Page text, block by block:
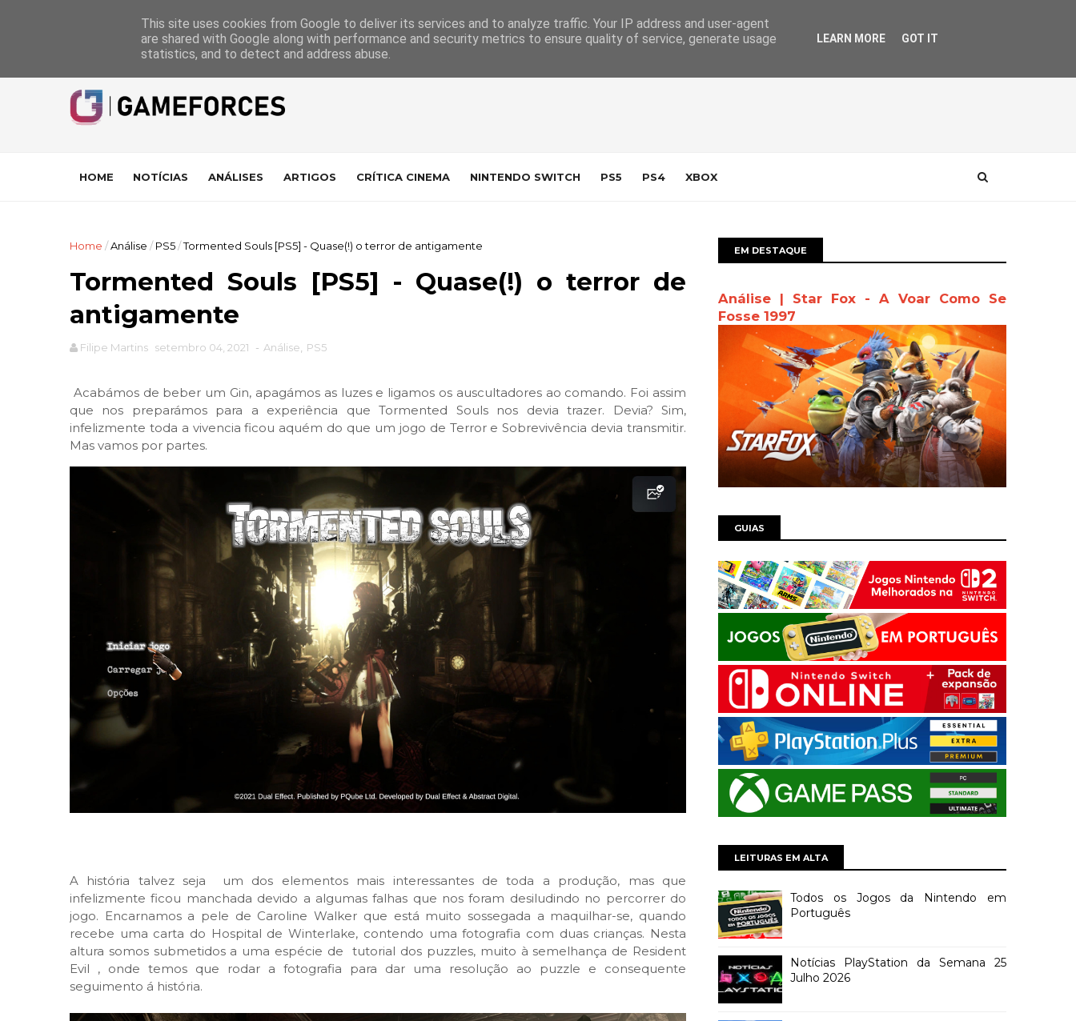
A equipa Pontuações das Análises Suporte da Indústria Contacto
HOME NOTÍCIAS ANÁLISES ARTIGOS CRÍTICA CINEMA NINTENDO SWITCH PS5 PS4 XBOX
Home /Análise / PS5/Tormented Souls [PS5] - Quase(!) o terror de antigamente
Tormented Souls [PS5] - Quase(!) o terror de
antigamente
Filipe Martins setembro 04, 2021 - Análise PS5
Acabámos de beber um Gin, apagámos as luzes e ligamos os auscultadores ao comando. Foi assim
que nos preparámos para a experiência que Tormented Souls nos devia trazer. Devia? Sim,
infelizmente toda a vivencia ficou aquém do que um jogo de Terror e Sobrevivência devia transmitir.
Mas vamos por partes.
A história talvez seja um dos elementos mais interessantes de toda a produção, mas que
infelizmente ficou manchada devido a algumas falhas que nos foram desiludindo no percorrer do
jogo. Encarnamos a pele de Caroline Walker que está muito sossegada a maquilhar-se, quando
recebe uma carta do Hospital de Winterlake, contendo uma fotografia com duas crianças. Nesta
altura somos submetidos a uma espécie de tutorial dos puzzles, muito à semelhança de Resident
Evil , onde temos que rodar a fotografia para dar uma resolução ao puzzle e consequente
seguimento á história.
EM DESTAQUE
Análise | Star Fox - A Voar Como Se
Fosse 1997
GUIAS
LEITURAS EM ALTA
Todos os Jogos da Nintendo em
Português
Notícias PlayStation da Semana 25
Julho 2026
This site uses cookies from Google to deliver its services and to analyze traffic. Your IP address and user-agent
are shared with Google along with performance and security metrics to ensure quality of service, generate usage
statistics, and to detect and address abuse.
LEARN MORE GOT IT